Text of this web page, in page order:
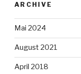
ARCHIVE
Mai 2024
August 2021
April 2018